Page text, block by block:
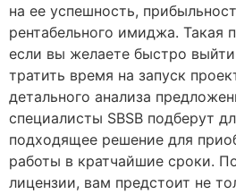
на ее успешность,
рентабельного имиджа. Такая
если вы желаете быстро
тратить время на запуск
детального анализа
специалисты SBSB подберут
подходящее решение для
работы в кратчайшие сроки.
лицензии, вам предстоит не